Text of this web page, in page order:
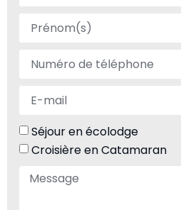
Séjour en écolodge
Croisière en Catamaran